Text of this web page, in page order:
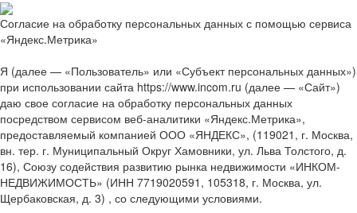
Согласие на обработку персональных данных с помощью сервиса
«Яндекс.Метрика»
Я (далее — «Пользователь» или «Субъект персональных данных»)
при использовании сайта https://www.incom.ru (далее — «Сайт»)
даю свое согласие на обработку персональных данных
посредством сервисом веб-аналитики «Яндекс.Метрика»,
предоставляемый компанией ООО «ЯНДЕКС», (119021, г. Москва,
вн. тер. г. Муниципальный Округ Хамовники, ул. Льва Толстого, д.
16), Союзу содействия развитию рынка недвижимости «ИНКОМ-
НЕДВИЖИМОСТЬ» (ИНН 7719020591, 105318, г. Москва, ул.
Щербаковская, д. 3) , со следующими условиями.